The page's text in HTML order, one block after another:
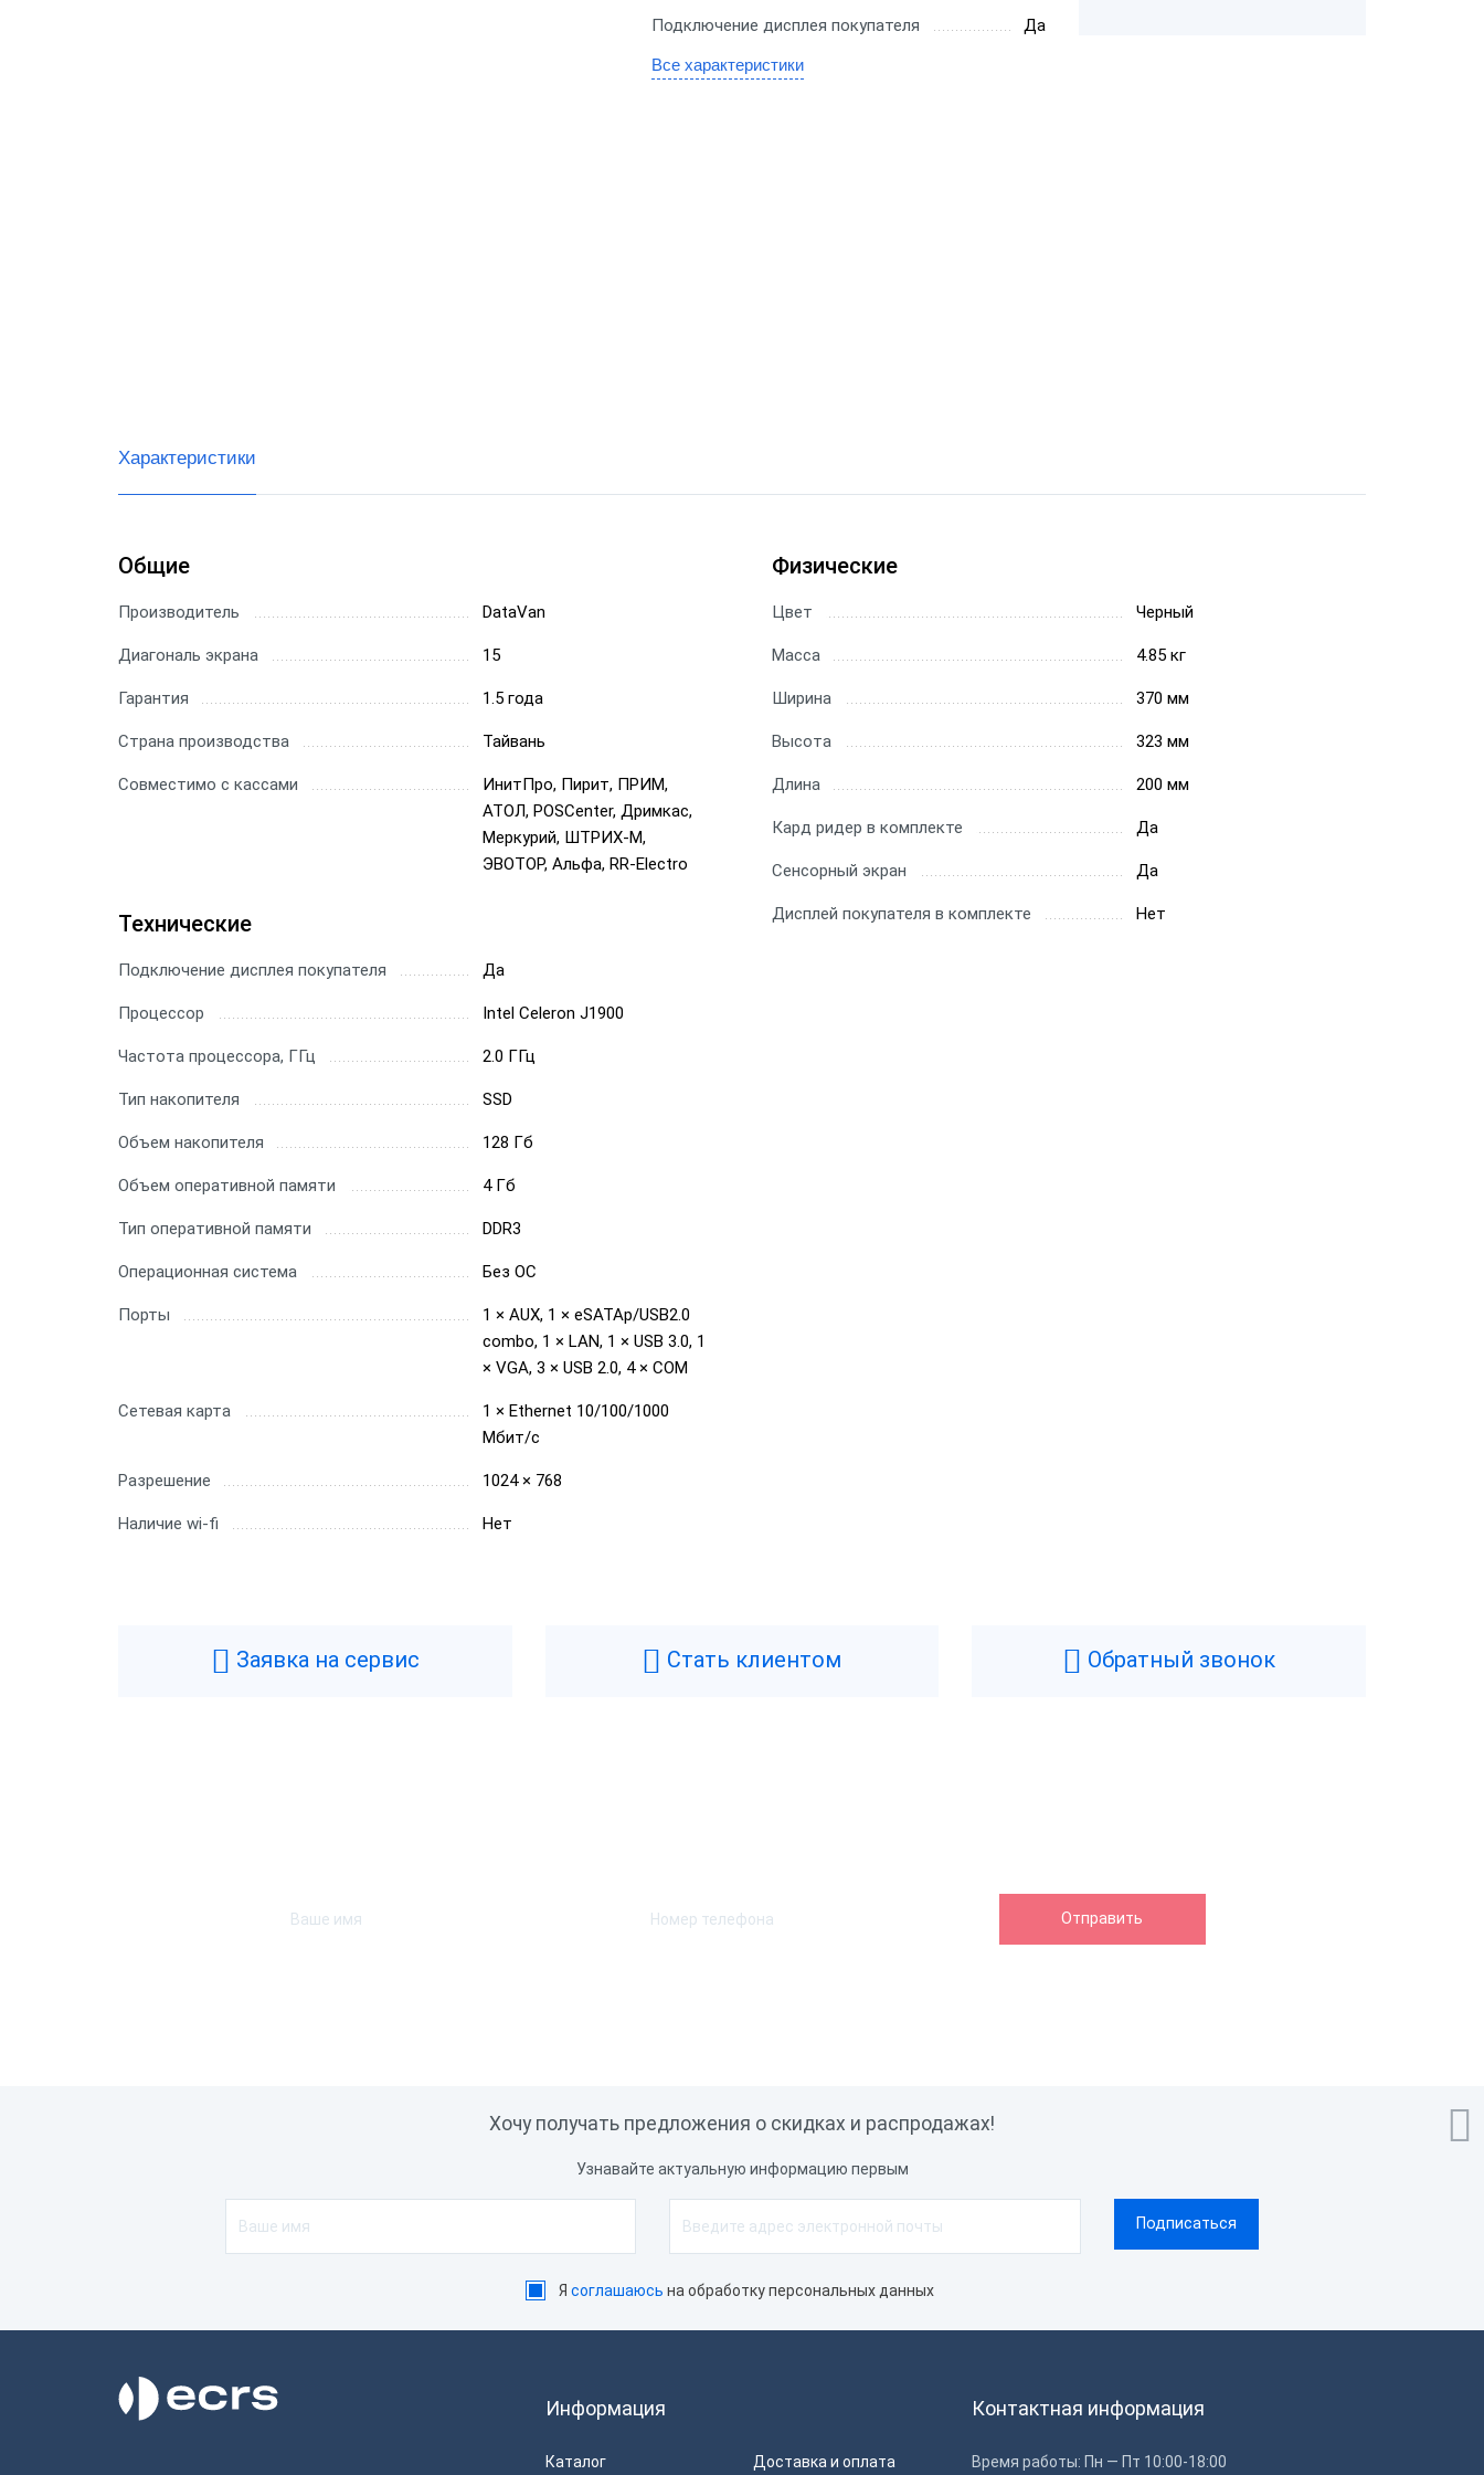
Подключение дисплея покупателя Да
Все характеристики
Характеристики
Общие
Производитель DataVan
Диагональ экрана 15
Гарантия 1.5 года
Страна производства Тайвань
Совместимо с кассами
ИнитПро, Пирит, ПРИМ,
АТОЛ, POSCenter, Дримкас,
Меркурий, ШТРИХ-М,
ЭВОТОР, Альфа, RR-Electro
Технические
Подключение дисплея покупателя Да
Процессор Intel Celeron J1900
Частота процессора, ГГц 2.0 ГГц
Тип накопителя SSD
Объем накопителя 128 Гб
Объем оперативной памяти 4 Гб
Тип оперативной памяти DDR3
Операционная система Без ОС
Порты
1 × AUX, 1 × eSATAp/USB2.0
combo, 1 × LAN, 1 × USB 3.0, 1
× VGA, 3 × USB 2.0, 4 × COM
Сетевая карта
1 × Ethernet 10/100/1000
Мбит/с
Разрешение 1024 × 768
Наличие wi-fi Нет
Физические
Цвет Черный
Масса 4.85 кг
Ширина 370 мм
Высота 323 мм
Длина 200 мм
Кард ридер в комплекте Да
Сенсорный экран Да
Дисплей покупателя в комплекте Нет
Заявка на сервис Стать клиентом Обратный звонок

Хочу получать предложения о скидках и распродажах!
Узнавайте актуальную информацию первым
Я соглашаюсь на обработку персональных данных
Информация
Каталог Доставка и оплата
Контактная информация
Время работы: Пн — Пт 10:00-18:00